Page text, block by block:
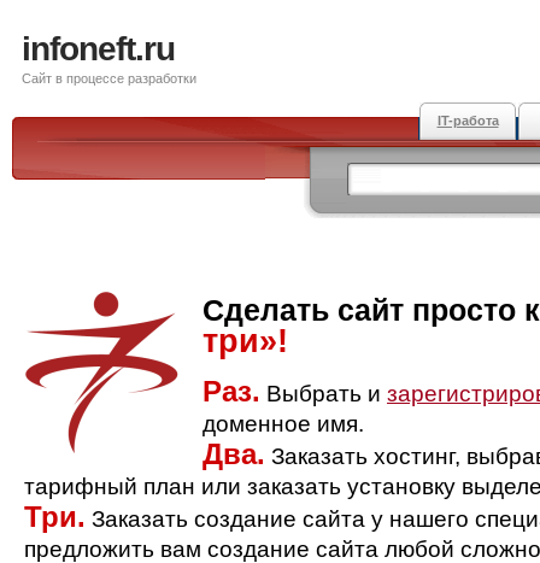
infoneft.ru
Сайт в процессе разработки
IT-работа
Сделать сайт просто
три»!
Раз. Выбрать и
доменное имя.
Два. Заказать хостинг,
тарифный план или заказать установку
Три. Заказать создание сайта у нашего
предложить вам создание сайта любой